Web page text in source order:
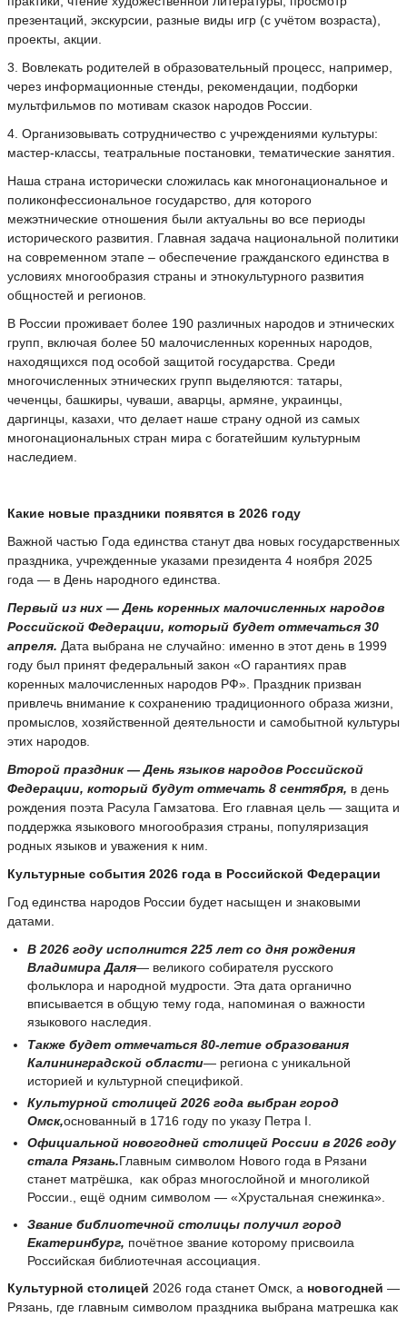
презентаций, экскурсии, разные виды игр (с учётом возраста),
проекты, акции.
3. Вовлекать родителей в образовательный процесс, например,
через информационные стенды, рекомендации, подборки
мультфильмов по мотивам сказок народов России.
4. Организовывать сотрудничество с учреждениями культуры:
мастер-классы, театральные постановки, тематические занятия.
Наша страна исторически сложилась как многонациональное и
поликонфессиональное государство, для которого
межэтнические отношения были актуальны во все периоды
исторического развития. Главная задача национальной политики
на современном этапе – обеспечение гражданского единства в
условиях многообразия страны и этнокультурного развития
общностей и регионов.
В России проживает более 190 различных народов и этнических
групп, включая более 50 малочисленных коренных народов,
находящихся под особой защитой государства. Среди
многочисленных этнических групп выделяются: татары,
чеченцы, башкиры, чуваши, аварцы, армяне, украинцы,
даргинцы, казахи, что делает наше страну одной из самых
многонациональных стран мира с богатейшим культурным
наследием.
Какие новые праздники появятся в 2026 году
Важной частью Года единства станут два новых государственных
праздника, учрежденные указами президента 4 ноября 2025
года — в День народного единства.
Первый из них — День коренных малочисленных народов
Российской Федерации, который будет отмечаться 30
апреля. Дата выбрана не случайно: именно в этот день в 1999
году был принят федеральный закон «О гарантиях прав
коренных малочисленных народов РФ». Праздник призван
привлечь внимание к сохранению традиционного образа жизни,
промыслов, хозяйственной деятельности и самобытной культуры
этих народов.
Второй праздник — День языков народов Российской
Федерации, который будут отмечать 8 сентября, в день
рождения поэта Расула Гамзатова. Его главная цель — защита и
поддержка языкового многообразия страны, популяризация
родных языков и уважения к ним.
Культурные события 2026 года в Российской Федерации
Год единства народов России будет насыщен и знаковыми
датами.
В 2026 году исполнится 225 лет со дня рождения
Владимира Даля— великого собирателя русского
фольклора и народной мудрости. Эта дата органично
вписывается в общую тему года, напоминая о важности
языкового наследия.
Также будет отмечаться 80-летие образования
Калининградской области— региона с уникальной
историей и культурной спецификой.
Культурной столицей 2026 года выбран город
Омск,основанный в 1716 году по указу Петра I.
Официальной новогодней столицей России в 2026 году
стала Рязань.Главным символом Нового года в Рязани
станет матрёшка, как образ многослойной и многоликой
России., ещё одним символом — «Хрустальная снежинка».
Звание библиотечной столицы получил город
Екатеринбург, почётное звание которому присвоила
Российская библиотечная ассоциация.
Культурной столицей 2026 года станет Омск, а новогодней —
Рязань, где главным символом праздника выбрана матрешка как